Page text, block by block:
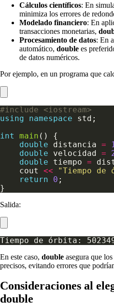
Cálculos científicos: En
minimiza los errores de
Modelado financiero: En
transacciones monetarias,
Procesamiento de datos: En
automático, double es
de datos numéricos.
Por ejemplo, en un programa que
#include
<iostream>
using
namespace
int
main
double distancia =
double velocidad =
double tiempo =
    cout
<< "Tiempo
return
0
Salida:
En este caso, double asegura que
precisos, evitando errores que
Consideraciones al
double